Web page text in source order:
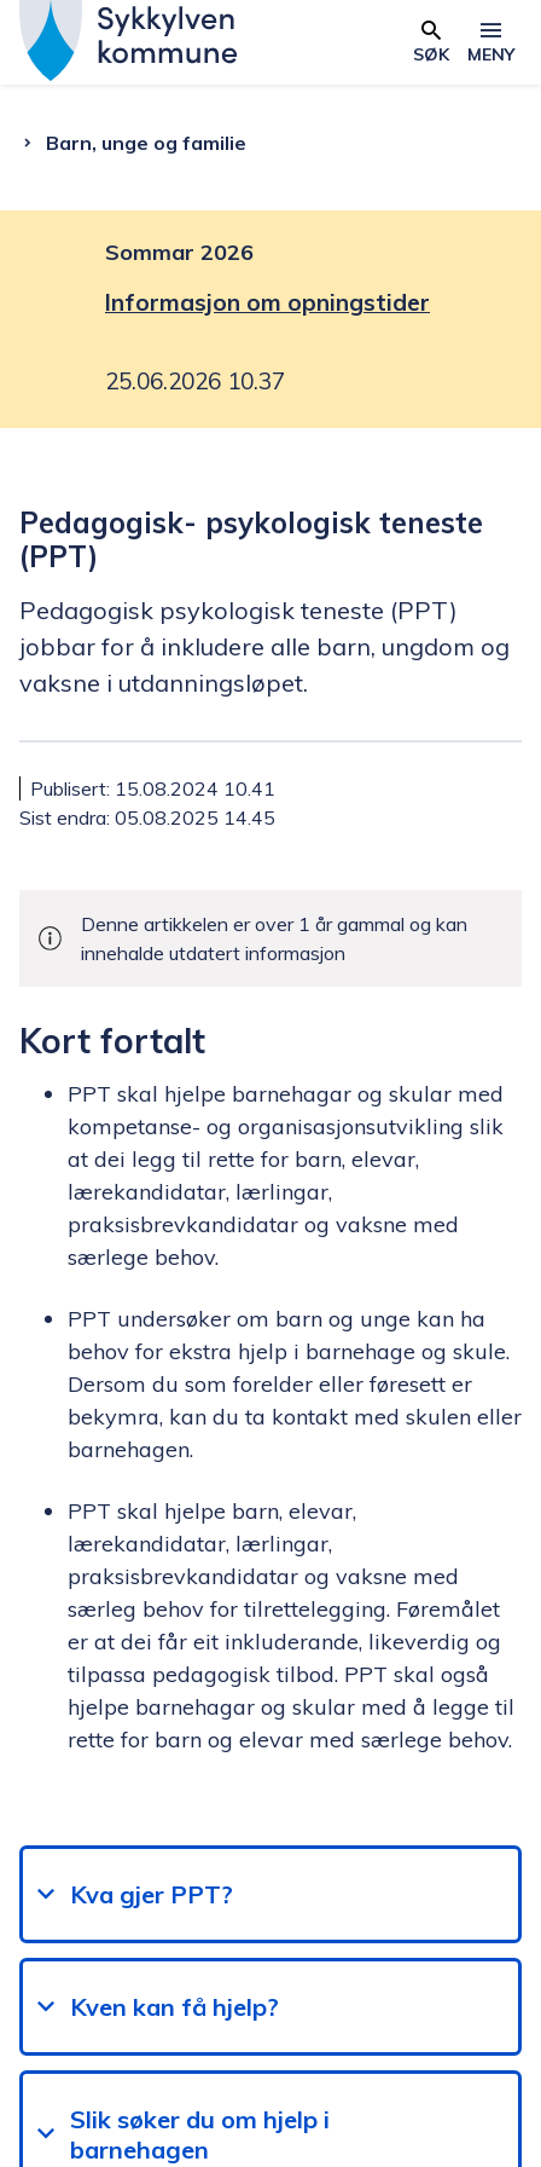
y
v
e
k
m
m
e
Skjema
SØK MENY
Du Barn, unge og familie
Sommar 2026
Informasjon om opningstider
25.06.2026 10.37
Pedagogisk- psykologisk teneste
(PPT)
Pedagogisk psykologisk teneste (PPT)
jobbar for å inkludere alle barn, ungdom og
vaksne i utdanningsløpet.
Publisert 15.08.2024 10.41
Sist endra 05.08.2025 14.45
Denne artikkelen er over 1 år gammal og kan
innehalde utdatert informasjon
Kort fortalt
PPT skal hjelpe barnehagar og skular med
kompetanse- og organisasjonsutvikling slik
at dei legg til rette for barn, elevar,
lærekandidatar, lærlingar,
praksisbrevkandidatar og vaksne med
særlege behov.
PPT undersøker om barn og unge kan ha
behov for ekstra hjelp i barnehage og skule.
Dersom du som forelder eller føresett er
bekymra, kan du ta kontakt med skulen eller
barnehagen.
PPT skal hjelpe barn, elevar,
lærekandidatar, lærlingar,
praksisbrevkandidatar og vaksne med
særleg behov for tilrettelegging. Føremålet
er at dei får eit inkluderande, likeverdig og
tilpassa pedagogisk tilbod. PPT skal også
hjelpe barnehagar og skular med å legge til
rette for barn og elevar med særlege behov.
Kva gjer PPT?
Kven kan få hjelp?
Slik søker du om hjelp i
barnehagen